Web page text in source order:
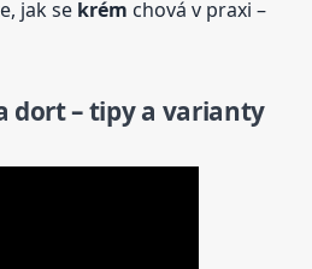
jak se krém chová v praxi –
dort – tipy a varianty